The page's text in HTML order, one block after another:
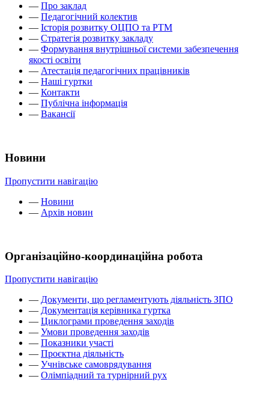
— Про заклад
— Педагогічний колектив
— Історія розвитку ОЦПО та РТМ
— Стратегія розвитку закладу
— Формування внутрішньої системи забезпечення
якості освіти
— Атестація педагогічних працівників
— Наші гуртки
— Контакти
— Публічна інформація
— Вакансії
Новини
Пропустити навігацію
— Новини
— Архів новин
Організаційно-координаційна робота
Пропустити навігацію
— Документи, що регламентують діяльність ЗПО
— Документація керівника гуртка
— Циклограми проведення заходів
— Умови проведення заходів
— Показники участі
— Проєктна діяльність
— Учнівське самоврядування
— Олімпіадний та турнірний рух